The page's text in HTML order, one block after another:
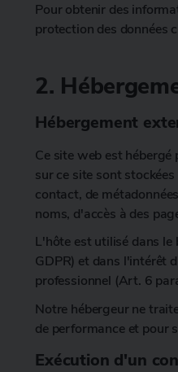
Pour obtenir des
protection des données
2.
Hébergement
Ce site web est hébergé
sur ce site sont
contact, de
noms, d'accès à des
L'hôte est utilisé dans le
GDPR) et dans l'intérêt
professionnel (Art. 6
Notre hébergeur ne
de performance et pour
Exécution d'un